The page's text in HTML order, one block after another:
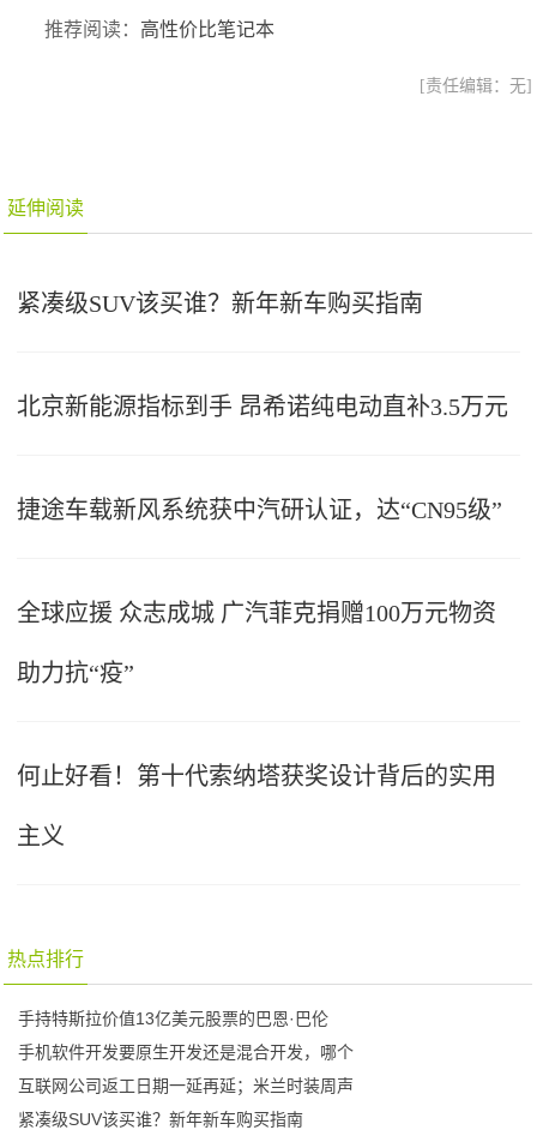
推荐阅读： 高性价比笔记本
[责任编辑：无]
延伸阅读
紧凑级SUV该买谁？新年新车购买指南
北京新能源指标到手 昂希诺纯电动直补3.5万元
捷途车载新风系统获中汽研认证，达“CN95级”
全球应援 众志成城 广汽菲克捐赠100万元物资
助力抗“疫”
何止好看！第十代索纳塔获奖设计背后的实用
主义
热点排行
手持特斯拉价值13亿美元股票的巴恩·巴伦
手机软件开发要原生开发还是混合开发，哪个
互联网公司返工日期一延再延；米兰时装周声
紧凑级SUV该买谁？新年新车购买指南